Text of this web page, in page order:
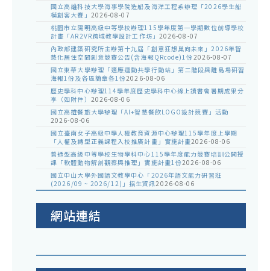
國立高雄科技大學海事學院造船及海洋工程系辦理「2026學生船
模創客大賽」 2026-08-07
桃園市立陽明高級中等學校辦理115學年度第一學期數位前導學校
計畫「AR2VR跨域教學設計工作坊」 2026-08-07
內政部建築研究所主辦第十九屆「創意狂想巢向未來」2026年智
慧化居住空間創意競賽公告(含海報QRcode)1份2026-08-07
國立東華大學辦理「適應運動共學行動站」第二階段與離島場研習
海報1份及各區簡章各1份2026-08-06
歷史學科中心辦理114學年度歷史學科中心線上讀書會暑期成果分
享（如附件） 2026-08-06
國立高雄餐旅大學辦理「AI+智慧餐飲LOGO設計競賽」活動
2026-08-06
國立臺南女子高級中學人權教育資源中心辦理115學年度上學期
「人權及轉型正義課程入校推廣計畫」實施計畫2026-08-06
普通型高級中等學校生物學科中心115學年度能力競賽培訓公開授
課「軟體動物解剖觀察與推理」實施計畫1份2026-08-06
國立中山大學外國語文教學中心「2026年語文能力研習班
(2026/09 ~ 2026/12)」招生資訊2026-08-06
網站連結